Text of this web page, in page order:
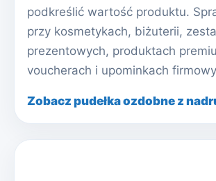
podkreślić wartość produktu.
przy kosmetykach, biżuterii,
prezentowych, produktach
voucherach i upominkach
Zobacz pudełka ozdobne z